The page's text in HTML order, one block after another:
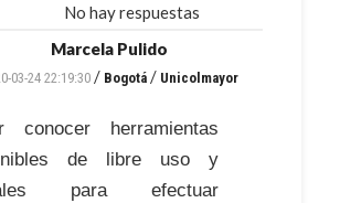
No hay respuestas
Marcela Pulido
03-24 22:19:30/ Bogotá/ Unicolmayor
conocer herramientas
de libre uso y
para efectuar